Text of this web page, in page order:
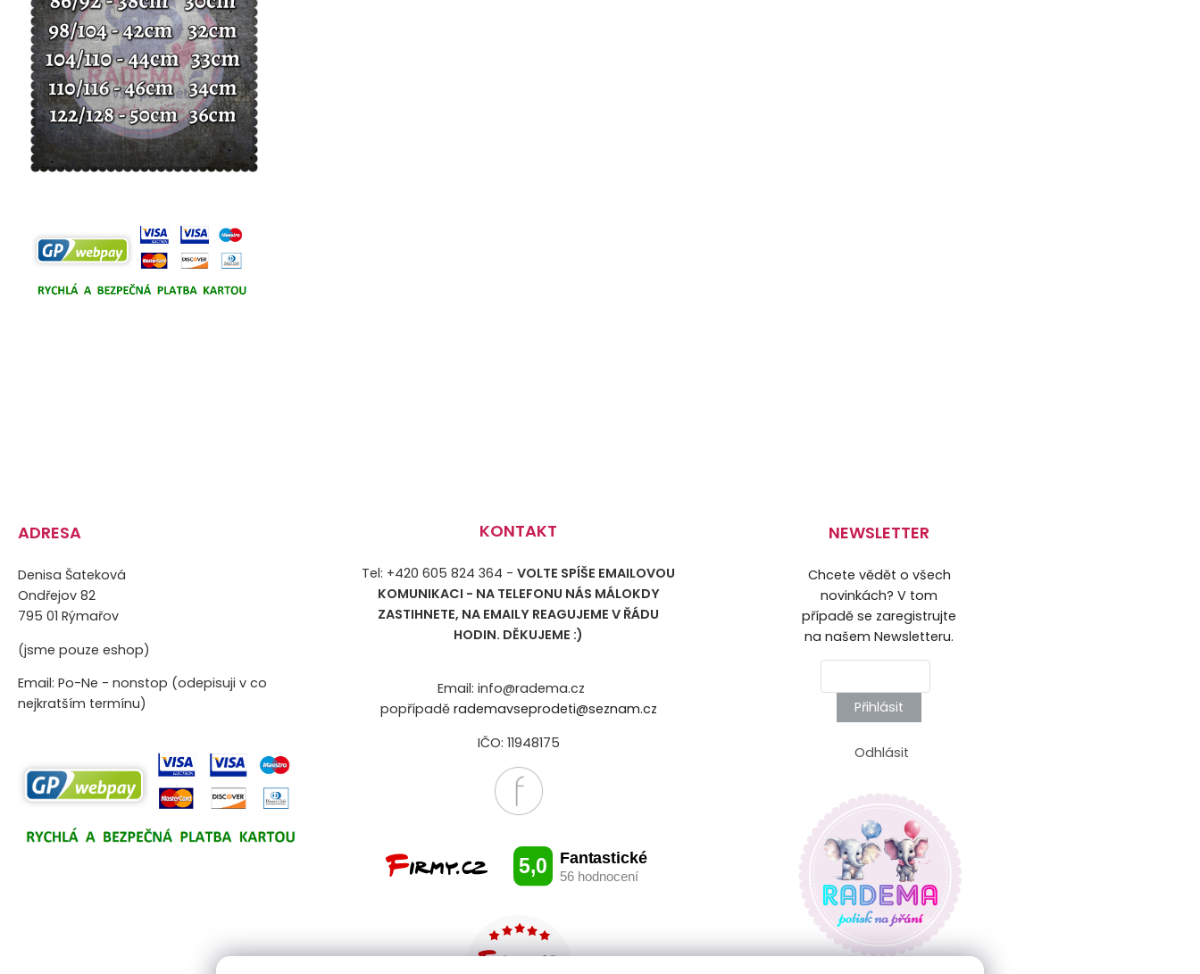
ADRESA
Denisa Šateková
Ondřejov 82
795 01 Rýmařov
(jsme pouze eshop)
Email: Po-Ne - nonstop (odepisuji v co
nejkratším termínu)
KONTAKT
Tel: +420 605 824 364 -VOLTE SPÍŠE EMAILOVOU
KOMUNIKACI - NA TELEFONU NÁS MÁLOKDY
ZASTIHNETE, NA EMAILY REAGUJEME V ŘÁDU
HODIN. DĚKUJEME :)
Email: info@radema.cz
popřípadě rademavseprodeti@seznam.cz
IČO: 11948175
NEWSLETTER
Chcete vědět o všech
novinkách? V tom
případě se zaregistrujte
na našem Newsletteru.
Přihlásit
Odhlásit